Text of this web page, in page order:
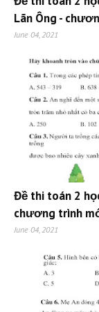
Lãn Ông -
June 04, 2021
Đề thi toán 2
chương trình
June 04, 2021